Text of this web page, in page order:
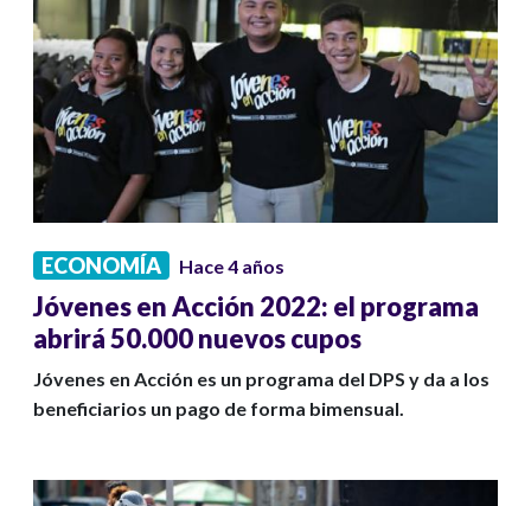
ECONOMÍA Hace 4 años
Jóvenes en Acción 2022: el programa
abrirá 50.000 nuevos cupos
Jóvenes en Acción es un programa del DPS y da a los
beneficiarios un pago de forma bimensual.